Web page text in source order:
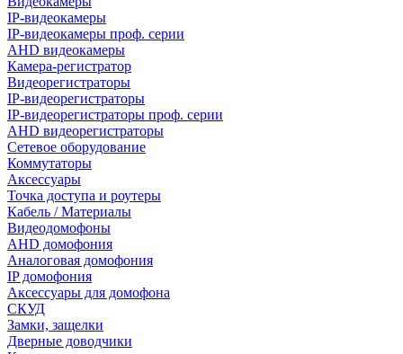
IP-видеокамеры
IP-видеокамеры проф. серии
AHD видеокамеры
Камера-регистратор
Видеорегистраторы
IP-видеорегистраторы
IP-видеорегистраторы проф. серии
AHD видеорегистраторы
Сетевое оборудование
Коммутаторы
Аксессуары
Точка доступа и роутеры
Кабель / Материалы
Видеодомофоны
AHD домофония
Аналоговая домофония
IP домофония
Аксессуары для домофона
СКУД
Замки, защелки
Дверные доводчики